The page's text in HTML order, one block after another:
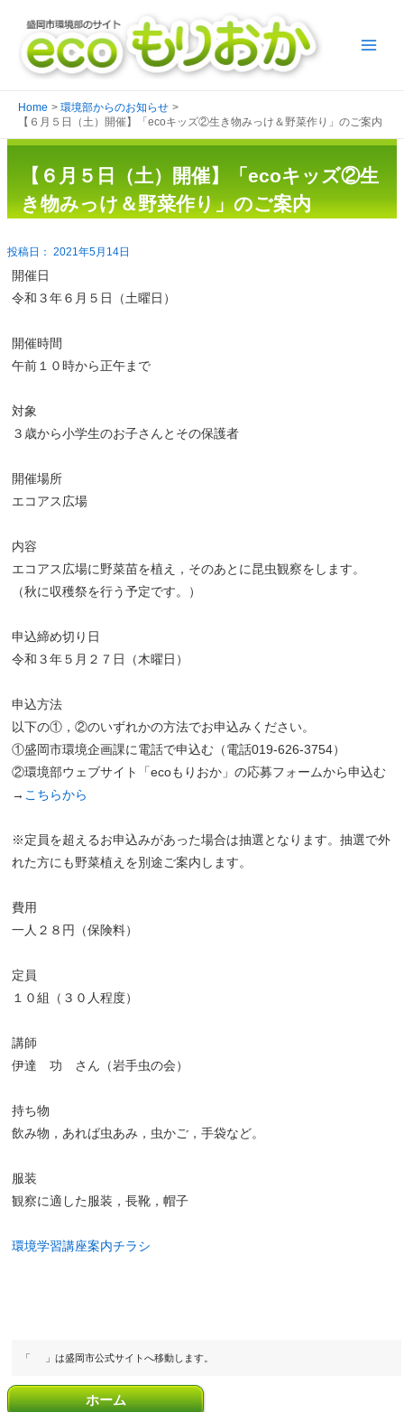
Home
環境部からのお知らせ
【６月５日（土）開催】「ecoキッズ②生き物みっけ＆野菜作り」のご案内
ホーム
【６月５日（土）開催】「ecoキッズ②生
き物みっけ＆野菜作り」のご案内
2021年5月14日
開催日
令和３年６月５日（土曜日）
開催時間
午前１０時から正午まで
対象
３歳から小学生のお子さんとその保護者
開催場所
エコアス広場
内容
エコアス広場に野菜苗を植え，そのあとに昆虫観察をします。
（秋に収穫祭を行う予定です。）
申込締め切り日
令和３年５月２７日（木曜日）
申込方法
以下の①，②のいずれかの方法でお申込みください。
①盛岡市環境企画課に電話で申込む（電話019-626-3754）
②環境部ウェブサイト「ecoもりおか」の応募フォームから申込む
→ こちらから
※定員を超えるお申込みがあった場合は抽選となります。抽選で外
れた方にも野菜植えを別途ご案内します。
費用
一人２８円（保険料）
定員
１０組（３０人程度）
講師
伊達 功 さん（岩手虫の会）
持ち物
飲み物，あれば虫あみ，虫かご，手袋など。
服装
観察に適した服装，長靴，帽子
環境学習講座案内チラシ
「 」は盛岡市公式サイトへ移動します。